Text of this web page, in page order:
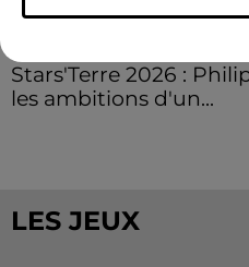
Stars'Terre 2026 :
les ambitions d'un...
LES JEUX